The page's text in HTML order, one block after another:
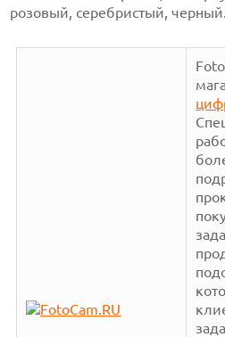
розовый, серебристый, черный.